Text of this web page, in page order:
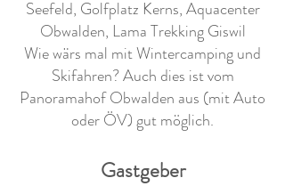
Seefeld, Golfplatz Kerns, Aquacenter
Obwalden, Lama Trekking Giswil
Wie wärs mal mit Wintercamping und
Skifahren? Auch dies ist vom
Panoramahof Obwalden aus (mit Auto
oder ÖV) gut möglich.
Gastgeber